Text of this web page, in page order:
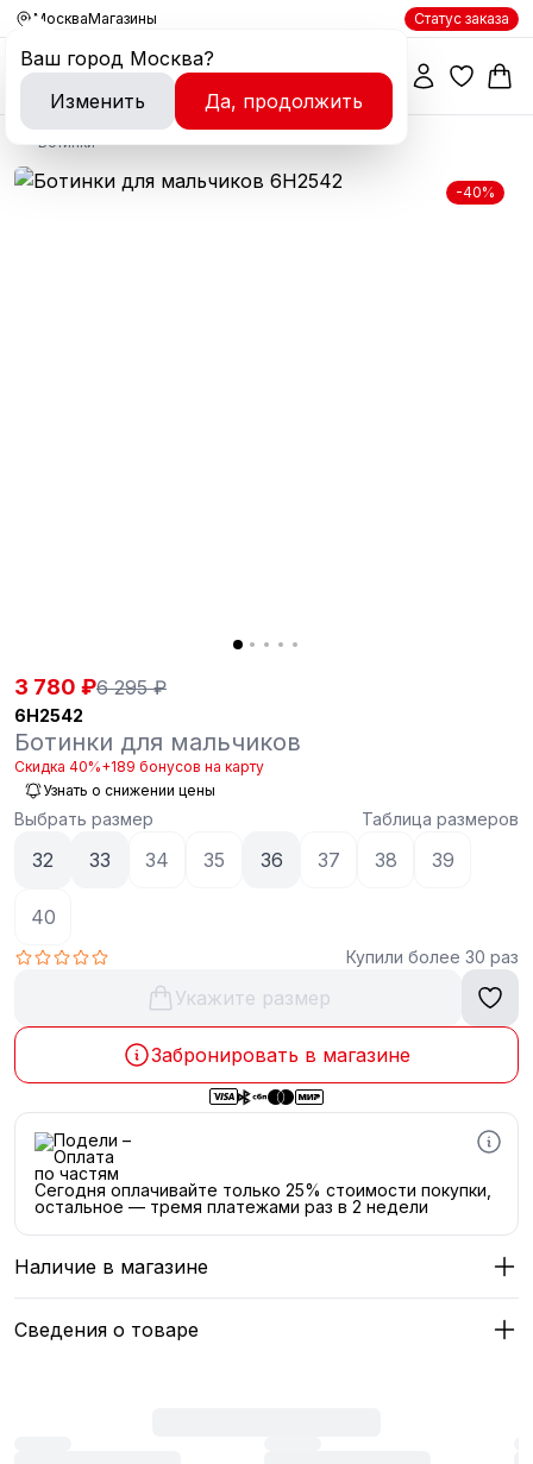
Москва
Ваш город Москва?
Изменить
Да, продолжить
Магазины Статус заказа
Ботинки
-40%
3 780 ₽6 295 ₽
6H2542
Ботинки для мальчиков
Скидка 40%+189 бонусов на карту
Узнать о снижении цены
Выбрать размер Таблица размеров
32 33 34 35 36 37 38 39
40
Купили более 30 раз
Укажите размер
Забронировать в магазине
Сегодня оплачивайте только 25% стоимости покупки,
остальное — тремя платежами раз в 2 недели
Наличие в магазине
Сведения о товаре